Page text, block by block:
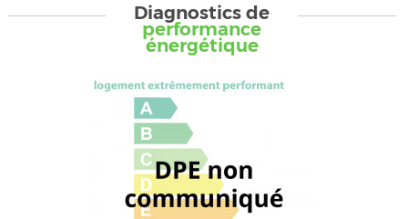
Diagnostics de
performance
énergétique